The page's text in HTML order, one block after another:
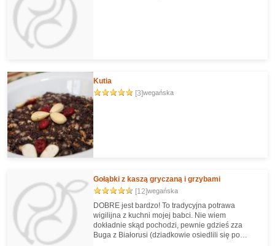
Kutia
[3]wegańska
Gołąbki z kaszą gryczaną i grzybami
[12]wegańska
DOBRE jest bardzo! To tradycyjna potrawa
wigilijna z kuchni mojej babci. Nie wiem
dokładnie skąd pochodzi, pewnie gdzieś zza
Buga z Białorusi (dziadkowie osiedlili się po